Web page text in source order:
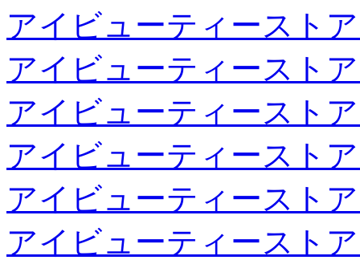
アイビューティースト
アイビューティースト
アイビューティースト
アイビューティースト
アイビューティースト
アイビューティースト